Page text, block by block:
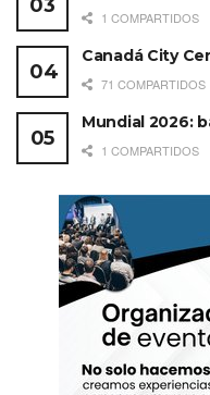
1 COMPARTIDOS
Canadá City
71 COMPARTIDOS
Mundial 2026:
1 COMPARTIDOS